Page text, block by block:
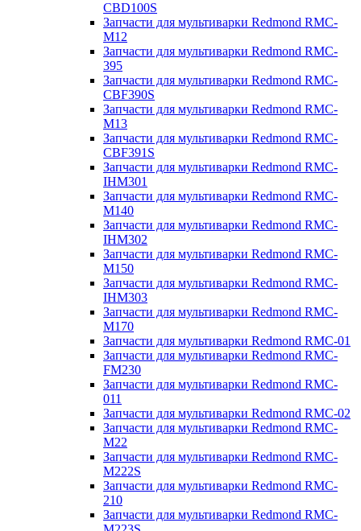
CBD100S
Запчасти для мультиварки Redmond RMC-
M12
Запчасти для мультиварки Redmond RMC-
395
Запчасти для мультиварки Redmond RMC-
CBF390S
Запчасти для мультиварки Redmond RMC-
M13
Запчасти для мультиварки Redmond RMC-
CBF391S
Запчасти для мультиварки Redmond RMC-
IHM301
Запчасти для мультиварки Redmond RMC-
M140
Запчасти для мультиварки Redmond RMC-
IHM302
Запчасти для мультиварки Redmond RMC-
M150
Запчасти для мультиварки Redmond RMC-
IHM303
Запчасти для мультиварки Redmond RMC-
M170
Запчасти для мультиварки Redmond RMC-01
Запчасти для мультиварки Redmond RMC-
FM230
Запчасти для мультиварки Redmond RMC-
011
Запчасти для мультиварки Redmond RMC-02
Запчасти для мультиварки Redmond RMC-
M22
Запчасти для мультиварки Redmond RMC-
M222S
Запчасти для мультиварки Redmond RMC-
210
Запчасти для мультиварки Redmond RMC-